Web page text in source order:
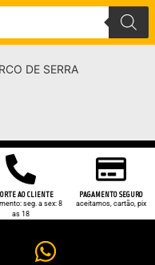
DE SERRA
AO CLIENTE
seg. a sex: 8
as 18
PAGAMENTO SEGURO
aceitamos, cartão, pix